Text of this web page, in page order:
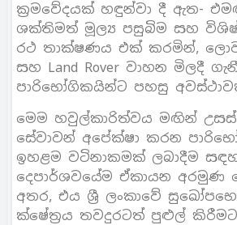
ක්‍රමවේදයක් හඳුන්වා දී ඇත-
ශක්තිමත් මූල්‍ය පසුබිම සහ
රථ තාක්ෂණය එක් කරමින්, ලොව
සහ Land Rover වාහන මිලදී
පාරිභෝගිකයින්ට පහසු
මෙම හවුල්කාරිත්වය මඟින්
සේවාවන් අපේක්ෂා කරන
ඉහළම වටිනාකමක් ලබාදීම
දෙපාර්ශවයේම ඒකායන අරමුණ
අතර, එය ශ්‍රී ලංකාවේ
ක්ෂේත්‍රය තවදුරටත් පුළුල්